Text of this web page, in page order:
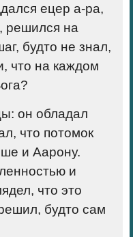
ецер а-ра,
решился на
будто не знал,
что на каждом
он обладал
что потомок
и Аарону.
и
что это
будто сам